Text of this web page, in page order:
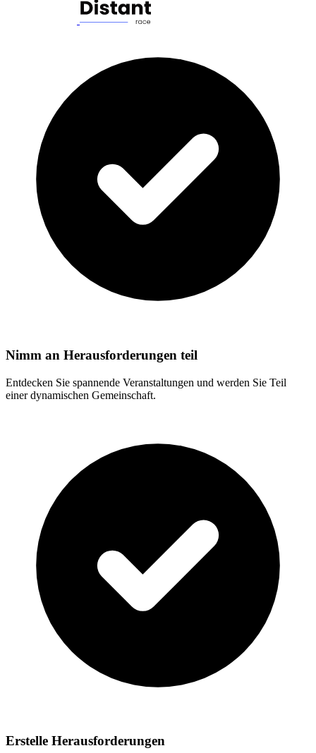
Nimm an Herausforderungen teil
Entdecken Sie spannende Veranstaltungen und werden Sie Teil
einer dynamischen Gemeinschaft.
Erstelle Herausforderungen